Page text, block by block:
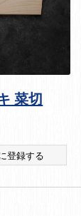
菜切
登録する